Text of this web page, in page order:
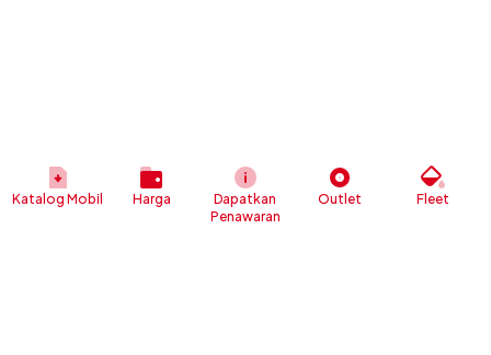
Katalog Mobil Harga
Dapatkan
Penawaran
Outlet Fleet